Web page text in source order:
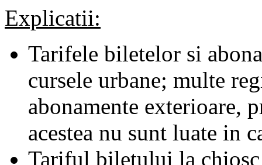
Explicatii:
Tarifele biletelor si
cursele urbane; multe
abonamente exterioare,
acestea nu sunt luate in
Tariful biletului la